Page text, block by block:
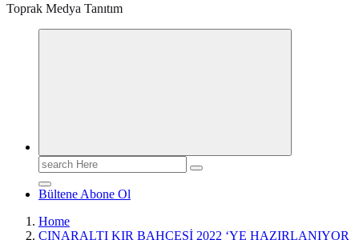
Toprak Medya Tanıtım
Search
for:
Bültene Abone Ol
Home
ÇINARALTI KIR BAHÇESİ 2022 ‘YE HAZIRLANIYOR